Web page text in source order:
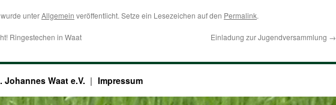
unterAllgemein veröffentlicht. Setze ein Lesezeichen auf den Permalink.
Ringestechen in Waat Einladung zur Jugendversammlung →
Johannes Waat e.V. Impressum